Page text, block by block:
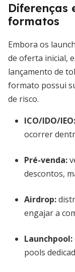
Diferenças
formatos
Embora os
de oferta inicial,
lançamento de
formato possui
de risco.
ICO/IDO/IEO:
ocorrer
Pré-venda:
descontos,
Airdrop:
engajar a
Launchpool:
pools